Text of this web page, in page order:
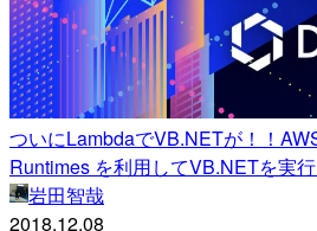
ついにLambdaでVB.NETが！！
Runtimes を利用してVB.NETを実
岩田智哉
2018.12.08